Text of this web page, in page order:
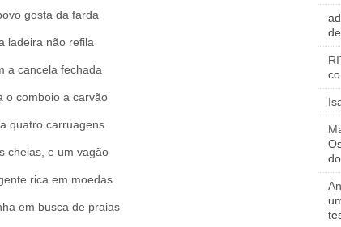
gosta da farda
ladeira não refila
a cancela fechada
o comboio a carvão
quatro carruagens
cheias, e um vagão
rica em moedas
em busca de praias